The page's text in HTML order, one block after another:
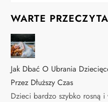
WARTE
Jak Dbać O Ubrania
Przez Dłuższy Czas
Dzieci bardzo szybko rosną